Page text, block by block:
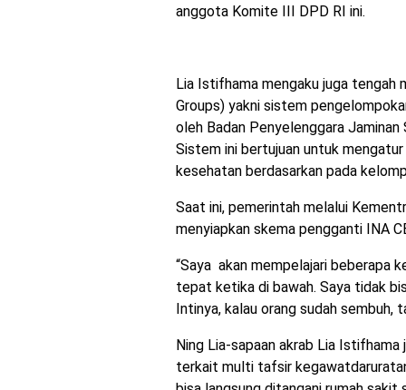
anggota Komite III DPD RI ini.
Lia Istifhama mengaku juga tengah
Groups) yakni sistem
oleh Badan Penyelenggara
Sistem ini bertujuan untuk
kesehatan berdasarkan pada
Saat ini, pemerintah melalui
menyiapkan skema pengganti INA
“Saya akan mempelajari beberapa
tepat ketika di bawah. Saya tidak
Intinya, kalau orang sudah sembuh,
Ning Lia-sapaan akrab Lia
terkait multi tafsir